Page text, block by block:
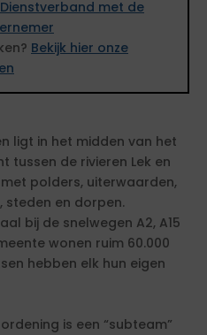
Dienstverband met de
Bekijk hier onze
ligt in het midden van het
tussen de rivieren Lek en
polders, uiterwaarden,
steden en dorpen.
bij de snelwegen A2, A15
wonen ruim 60.000
hebben elk hun eigen
is een “subteam”